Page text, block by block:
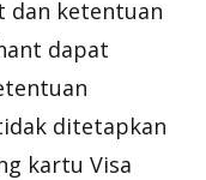
dan ketentuan
dapat
ditetapkan
kartu Visa